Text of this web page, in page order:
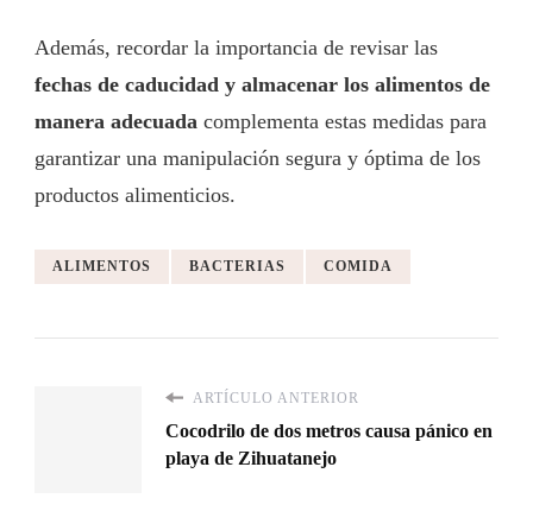
Además, recordar la importancia de revisar las
fechas de caducidad y almacenar los alimentos de
manera adecuada complementa estas medidas para
garantizar una manipulación segura y óptima de los
productos alimenticios.
ALIMENTOS BACTERIAS COMIDA
ARTÍCULO ANTERIOR
Cocodrilo de dos metros causa pánico en
playa de Zihuatanejo